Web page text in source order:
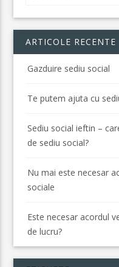
ARTICOLE RECENTE
Gazduire sediu social
Te putem ajuta cu
Sediu social ieftin –
de sediu social?
Nu mai este necesar
sociale
Este necesar acordul
de lucru?